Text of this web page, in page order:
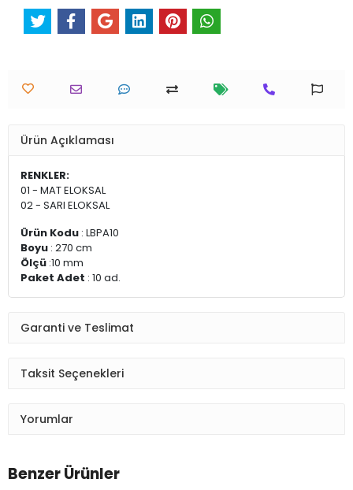
Ürün Açıklaması
RENKLER:
01 - MAT ELOKSAL
02 - SARI ELOKSAL
Ürün Kodu : LBPA10
Boyu : 270 cm
Ölçü :10 mm
Paket Adet : 10 ad.
Garanti ve Teslimat
Taksit Seçenekleri
Yorumlar
Benzer Ürünler